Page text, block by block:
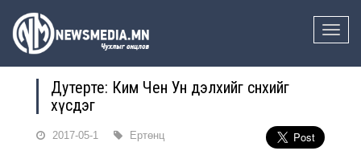
Toggle
Дутерте: Ким Чен Ун дэлхийг сөнөөхийг
хүсдэг
2017-05-1 Ертөнц